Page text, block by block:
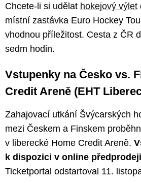
Chcete-li si udělat hokejový výlet
místní zastávka Euro Hockey
vhodnou příležitost. Cesta z ČR
sedm hodin.
Vstupenky na Česko vs.
Credit Areně (EHT
Zahajovací utkání Švýcarských
mezi Českem a Finskem
v liberecké Home Credit Areně.
k dispozici v online předprodeji
Ticketportal odstartoval 11.